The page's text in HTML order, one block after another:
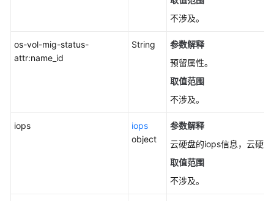
限
和
不涉及。
os-vol-mig-status-
attr:name_id
String
参数解释
预留属性。
取值范围
不涉及。
iops
iops
object
参数解释
云硬盘的iops信息，云硬
取值范围
不涉及。